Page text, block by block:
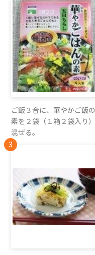
ご飯３合に、華やかご飯の
素を２袋（１箱２袋入り）
混ぜる。